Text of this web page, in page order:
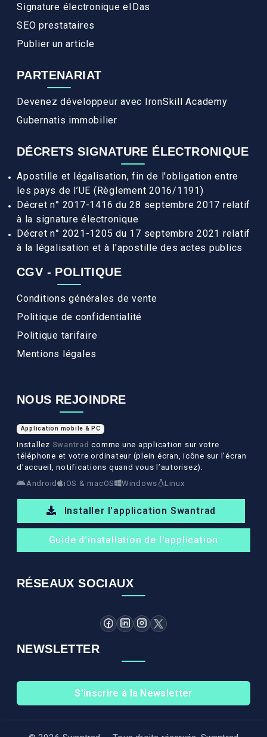
Signature électronique eIDas
SEO prestataires
Publier un article
PARTENARIAT
Devenez développeur avec IronSkill Academy
Gubernatis immobilier
DÉCRETS SIGNATURE ÉLECTRONIQUE
Apostille et légalisation, fin de l'obligation entre
les pays de l’UE (Règlement 2016/1191)
Décret n° 2017-1416 du 28 septembre 2017 relatif
à la signature électronique
Décret n° 2021-1205 du 17 septembre 2021 relatif
à la légalisation et à l'apostille des actes publics
CGV - POLITIQUE
Conditions générales de vente
Politique de confidentialité
Politique tarifaire
Mentions légales
NOUS REJOINDRE
Application mobile & PC
Installez Swantrad comme une application sur votre
téléphone et votre ordinateur (plein écran, icône sur l’écran
d’accueil, notifications quand vous l’autorisez).
Android
iOS & macOS Windows Linux
Installer l'application Swantrad
Guide d’installation de l'application
RÉSEAUX SOCIAUX
NEWSLETTER
S'inscrire à la Newsletter